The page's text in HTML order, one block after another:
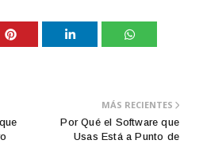
MÁS RECIENTES
Por Qué el Software que
Usas Está a Punto de